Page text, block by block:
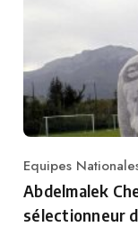
Category
Equipes
Abdelmalek
sélectionneur